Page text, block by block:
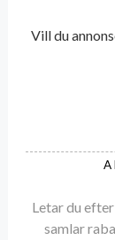
Vill du
Letar du
samlar